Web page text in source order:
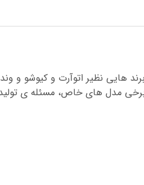
هایی نظیر اتوآرت و کیوشو و
مدل های خاص، مسئله ی